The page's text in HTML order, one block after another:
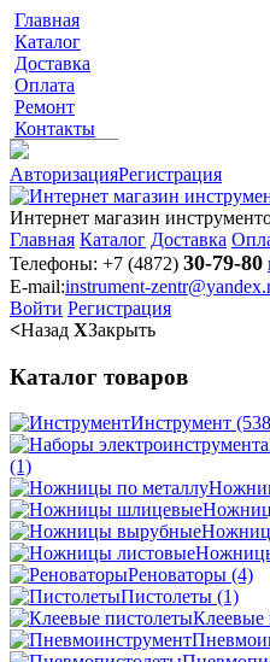
Главная
Каталог
Доставка
Оплата
Ремонт
Контакты
АвторизацияРегистрация
Интернет магазин
Главная Каталог Доставка
Телефоны: +7 (4872) 30-79-80
E-mail:instrument-
Войти Регистрация
<Назад XЗакрыть
Каталог товаров
Инструмент
(1)
Реноваторы (4)
Пистолеты (1)
Клеевые